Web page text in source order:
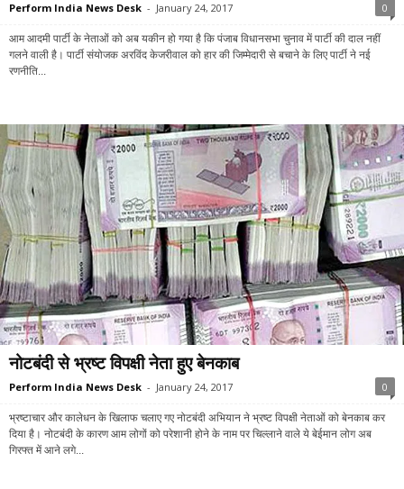
Perform India News Desk - January 24, 2017 0
आम आदमी पार्टी के नेताओं को अब यकीन हो गया है कि पंजाब विधानसभा चुनाव में पार्टी की दाल नहीं
गलने वाली है। पार्टी संयोजक अरविंद केजरीवाल को हार की जिम्मेदारी से बचाने के लिए पार्टी ने नई
रणनीति...
नोटबंदी से भ्रष्ट विपक्षी नेता हुए बेनकाब
Perform India News Desk - January 24, 2017 0
भ्रष्टाचार और कालेधन के खिलाफ चलाए गए नोटबंदी अभियान ने भ्रष्ट विपक्षी नेताओं को बेनकाब कर
दिया है। नोटबंदी के कारण आम लोगों को परेशानी होने के नाम पर चिल्लाने वाले ये बेईमान लोग अब
गिरफ्त में आने लगे...